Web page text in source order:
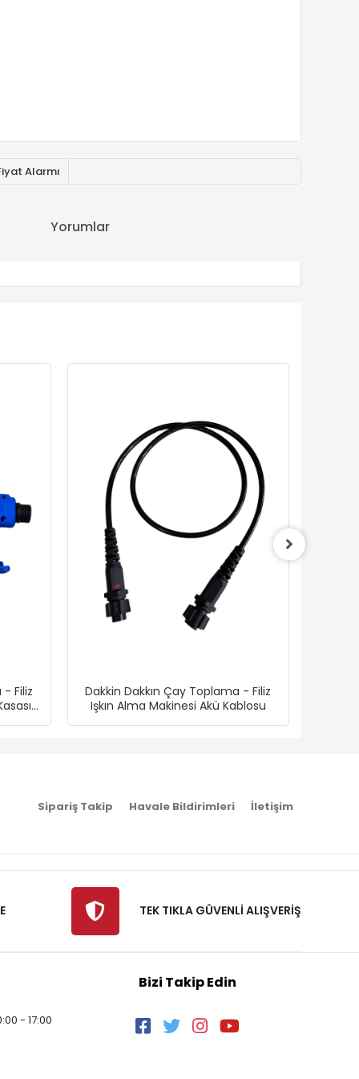
Alarmı
Yorumlar
- Filiz
Dakkin Dakkın Çay Toplama - Filiz
Işkın Alma Makinesi Akü Kablosu
Sipariş Takip Havale Bildirimleri İletişim
TEK TIKLA GÜVENLİ ALIŞVERİŞ
- 17:00
Bizi Takip Edin